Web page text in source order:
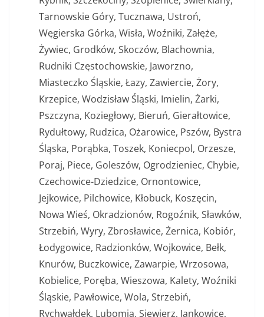
Tarnowskie Góry, Tucznawa, Ustroń,
Węgierska Górka, Wisła, Woźniki, Załęże,
Żywiec, Grodków, Skoczów, Blachownia,
Rudniki Częstochowskie, Jaworzno,
Miasteczko Śląskie, Łazy, Zawiercie, Żory,
Krzepice, Wodzisław Śląski, Imielin, Żarki,
Pszczyna, Koziegłowy, Bieruń, Gierałtowice,
Rydułtowy, Rudzica, Ożarowice, Pszów, Bystra
Śląska, Porąbka, Toszek, Koniecpol, Orzesze,
Poraj, Piece, Goleszów, Ogrodzieniec, Chybie,
Czechowice-Dziedzice, Ornontowice,
Jejkowice, Pilchowice, Kłobuck, Koszęcin,
Nowa Wieś, Okradzionów, Rogoźnik, Sławków,
Strzebiń, Wyry, Zbrosławice, Żernica, Kobiór,
Łodygowice, Radzionków, Wojkowice, Bełk,
Knurów, Buczkowice, Zawarpie, Wrzosowa,
Kobielice, Poręba, Wieszowa, Kalety, Woźniki
Śląskie, Pawłowice, Wola, Strzebiń,
Rychwałdek, Lubomia, Siewierz, Jankowice,